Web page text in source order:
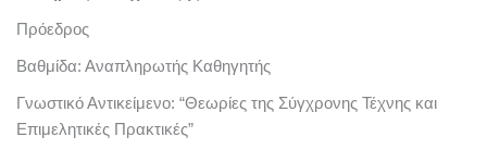
Πρόεδρος
Βαθμίδα: Αναπληρωτής Καθηγητής
Γνωστικό Αντικείμενο: “Θεωρίες της Σύγχρονης Τέχνης και
Επιμελητικές Πρακτικές”